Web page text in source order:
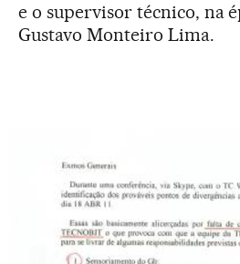
e o supervisor técnico, na
Gustavo Monteiro Lima.